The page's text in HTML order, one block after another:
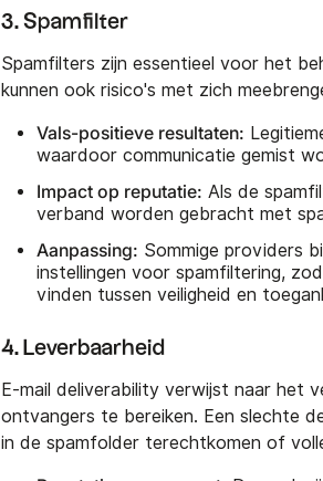
3. Spamfilter
Spamfilters zijn essentieel voor het
kunnen ook risico's met zich
Vals-positieve resultaten:
waardoor communicatie gemist
Impact op reputatie: Als de
verband worden gebracht met
Aanpassing: Sommige providers
instellingen voor spamfiltering,
vinden tussen veiligheid en
4. Leverbaarheid
E-mail deliverability verwijst naar het
ontvangers te bereiken. Een slechte
in de spamfolder terechtkomen of